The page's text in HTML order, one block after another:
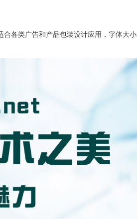
各类广告和产品包装设计应用，字体大小